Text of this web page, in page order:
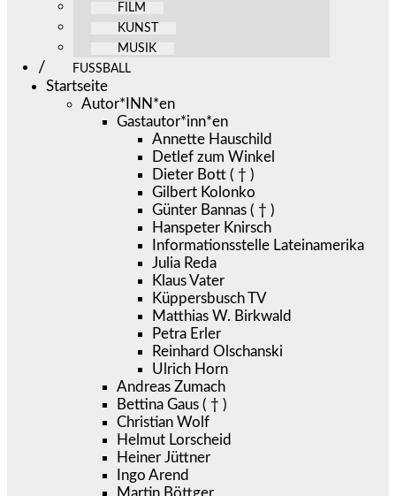
FILM
KUNST
MUSIK
FUSSBALL
Startseite
Autor*INN*en
Gastautor*inn*en
Annette Hauschild
Detlef zum Winkel
Dieter Bott ( † )
Gilbert Kolonko
Günter Bannas ( † )
Hanspeter Knirsch
Informationsstelle Lateinamerika
Julia Reda
Klaus Vater
Küppersbusch TV
Matthias W. Birkwald
Petra Erler
Reinhard Olschanski
Ulrich Horn
Andreas Zumach
Bettina Gaus ( † )
Christian Wolf
Helmut Lorscheid
Heiner Jüttner
Ingo Arend
Martin Böttger